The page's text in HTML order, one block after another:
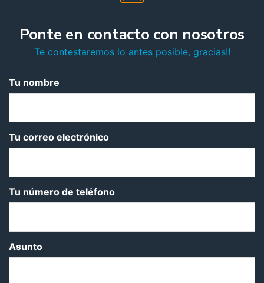
Ponte en contacto con nosotros
Te contestaremos lo antes posible, gracias!!
Tu nombre
Tu correo electrónico
Tu número de teléfono
Asunto